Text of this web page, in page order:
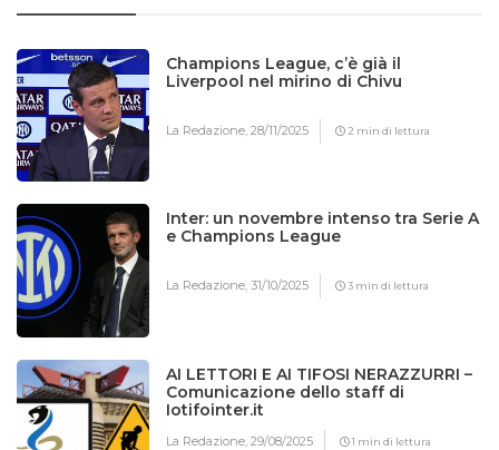
Champions League, c’è già il
Liverpool nel mirino di Chivu
La Redazione,28/11/2025 2 min di lettura
Inter: un novembre intenso tra Serie A
e Champions League
La Redazione,31/10/2025 3 min di lettura
AI LETTORI E AI TIFOSI NERAZZURRI –
Comunicazione dello staff di
Iotifointer.it
La Redazione,29/08/2025 1 min di lettura